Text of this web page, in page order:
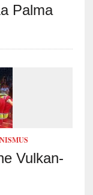
Palma
Vulkan-